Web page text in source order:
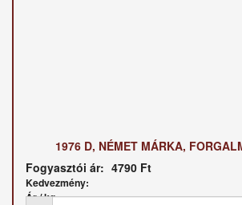
1976 D, NÉMET MÁRKA,
Fogyasztói ár: 4790 Ft
Kedvezmény:
Ár / kg: